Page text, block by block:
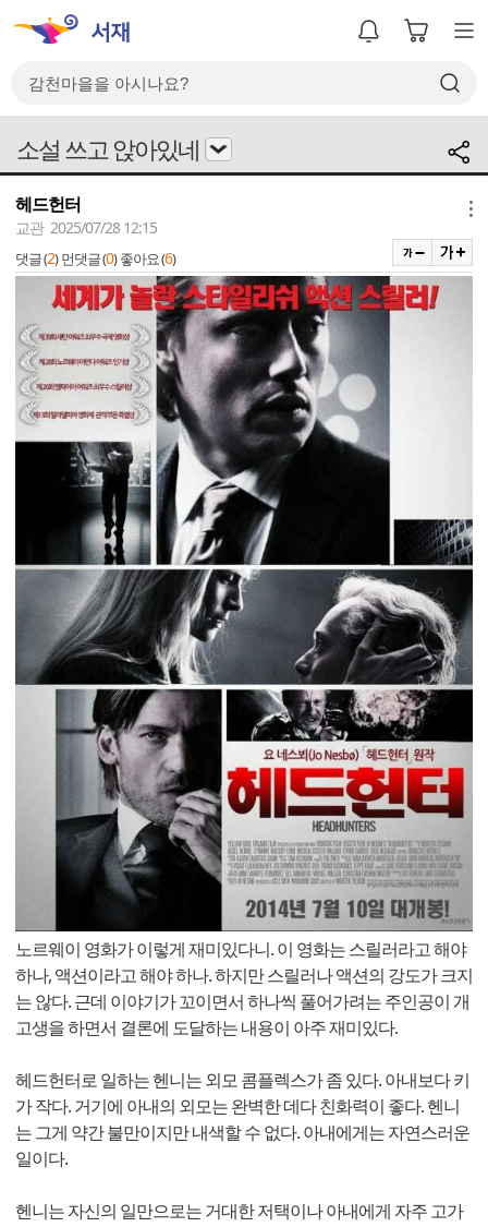
소설 쓰고 앉아있네
헤드헌터
교관 2025/07/28 12:15
댓글 (2) 먼댓글 (0) 좋아요 (6)
노르웨이 영화가 이렇게 재미있다니. 이 영화는 스릴러라고 해야
하나, 액션이라고 해야 하나. 하지만 스릴러나 액션의 강도가 크지
는 않다. 근데 이야기가 꼬이면서 하나씩 풀어가려는 주인공이 개
고생을 하면서 결론에 도달하는 내용이 아주 재미있다.
헤드헌터로 일하는 헨니는 외모 콤플렉스가 좀 있다. 아내보다 키
가 작다. 거기에 아내의 외모는 완벽한 데다 친화력이 좋다. 헨니
는 그게 약간 불만이지만 내색할 수 없다. 아내에게는 자연스러운
일이다.
헨니는 자신의 일만으로는 거대한 저택이나 아내에게 자주 고가